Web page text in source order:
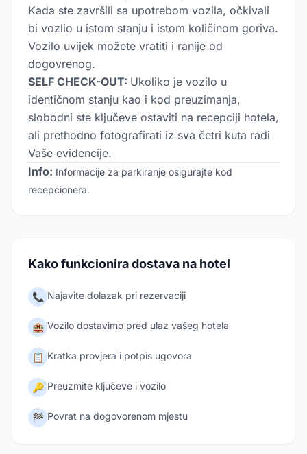
Kada ste završili sa upotrebom vozila, očkivali
bi vozlio u istom stanju i istom količinom goriva.
Vozilo uvijek možete vratiti i ranije od
dogovrenog.
SELF CHECK-OUT: Ukoliko je vozilo u
identičnom stanju kao i kod preuzimanja,
slobodni ste ključeve ostaviti na recepciji hotela,
ali prethodno fotografirati iz sva četri kuta radi
Vaše evidencije.
Info: Informacije za parkiranje osigurajte kod
recepcionera.
Kako funkcionira dostava na hotel
📞 Najavite dolazak pri rezervaciji
🏨 Vozilo dostavimo pred ulaz vašeg hotela
📋 Kratka provjera i potpis ugovora
🔑 Preuzmite ključeve i vozilo
🏁 Povrat na dogovorenom mjestu